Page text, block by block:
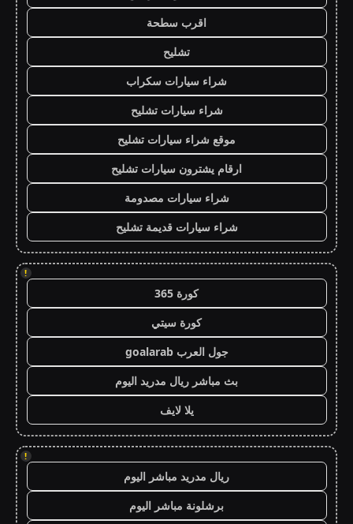
اقرب سطحة
تشليح
شراء سيارات سكراب
شراء سيارات تشليح
موقع شراء سيارات تشليح
ارقام يشترون سيارات تشليح
شراء سيارات مصدومة
شراء سيارات قديمة تشليح
!
كورة 365
كورة سيتي
جول العرب goalarab
بث مباشر ريال مدريد اليوم
يلا لايف
!
ريال مدريد مباشر اليوم
برشلونة مباشر اليوم